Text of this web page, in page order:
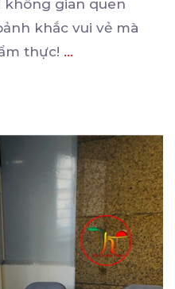
không gian quen
khắc vui vẻ mà
thực! ...